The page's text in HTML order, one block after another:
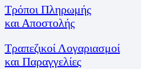
Τρόποι Πληρωμής
και Αποστολής
Τραπεζικοί Λογαριασμοί
και Παραγγελίες